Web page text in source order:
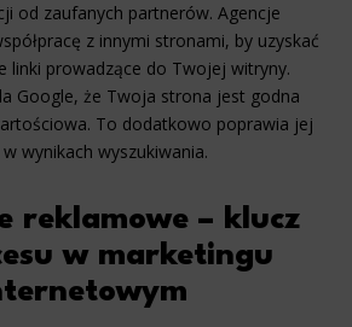
od zaufanych partnerów. Agencje
z innymi stronami, by uzyskać
linki prowadzące do Twojej witryny.
Google, że Twoja strona jest godna
To dodatkowo poprawia jej
wynikach wyszukiwania.
reklamowe – klucz
w marketingu